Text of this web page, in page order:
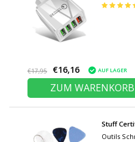
€17,95 €16,16 AUF LAGER
ZUM
Stuff
Outils